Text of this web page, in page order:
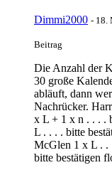
Dimmi2000 - 18.
Beitrag
Die Anzahl der
30 große
abläuft, dann
Nachrücker.
x L + 1 x n . . . .
L . . . . bitte
McGlen 1 x L . .
bitte bestätigen